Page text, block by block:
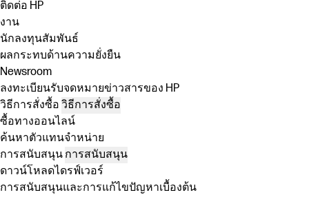
ติดต่อ HP
งาน
นักลงทุนสัมพันธ์
ผลกระทบด้านความยั่งยืน
Newsroom
ลงทะเบียนรับจดหมายข่าวสารของ HP
วิธีการสั่งซื้อ วิธีการสั่งซื้อ
ซื้อทางออนไลน์
ค้นหาตัวแทนจำหน่าย
การสนับสนุน การสนับสนุน
ดาวน์โหลดไดรฟ์เวอร์
การสนับสนุนและการแก้ไขปัญหาเบื้องต้น